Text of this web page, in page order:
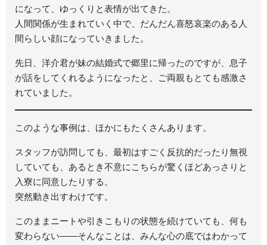
になって、ゆっくりと表情が出てきた。
人間関係が生まれていく中で、だんだん喜怒哀楽のある人
間らしい顔になっていきました。
先日、洋介君が妹の結婚式で郷里に帰ったのですが、息子
が話をしてくれるようになったと、ご両親もとても感激さ
れていました。
このような事例は、ほかにもたくさんあります。
スタッフが訪問しても、最初はすごく反抗的だったり無視
していても、あるとき不意にこちらが驚くほどあっさりと
入寮に同意したりする。
突然動き出すわけです。
このままニートや引きこもりの状態を続けていても、何も
変わらない――そんなことは、みんな心の底ではわかって